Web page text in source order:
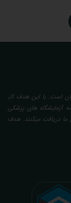
است. با این هدف کار
همه آزمایشگاه های پزشکی
ما دریافت میکنند. هدف
استخراج حداکثر
دقیقتر، کاربردی، قابل
برای تبدیل شدن به